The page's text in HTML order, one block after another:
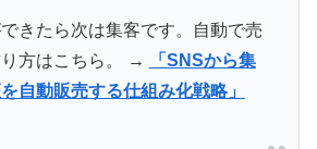
きたら次は集客です。自動で売
方はこちら。 →
「SNSから集
自動販売する仕組み化戦略」